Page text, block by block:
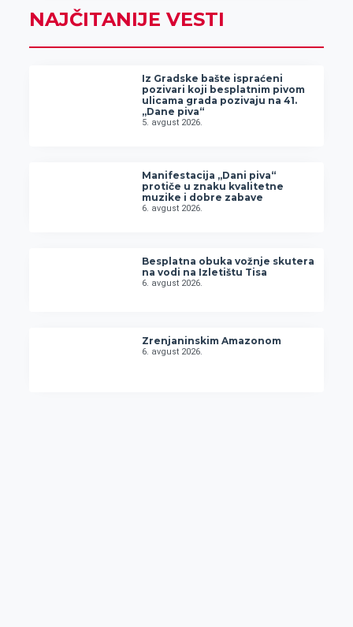
NAJČITANIJE VESTI
Iz Gradske bašte ispraćeni
pozivari koji besplatnim pivom
ulicama grada pozivaju na 41.
„Dane piva“
5. avgust 2026.
Manifestacija „Dani piva“
protiče u znaku kvalitetne
muzike i dobre zabave
6. avgust 2026.
Besplatna obuka vožnje skutera
na vodi na Izletištu Tisa
6. avgust 2026.
Zrenjaninskim Amazonom
6. avgust 2026.